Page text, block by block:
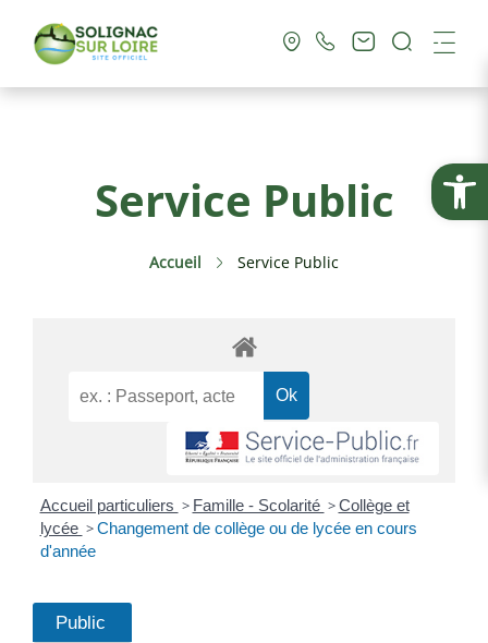
Ouvrir
Vie Pratique
Culture & Loisirs
Service Public
Service Public
Accueil Service Public
Accueil particuliers > Famille - Scolarité > Collège et
lycée > Changement de collège ou de lycée en cours
d'année
Fiche pratique
Public